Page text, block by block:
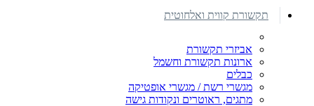
תקשורת קווית ואלחוטית
אביזרי תקשורת
ארונות תקשורת וחשמל
כבלים
מגשרי רשת / מגשרי אופטיקה
מתגים, ראוטרים ונקודות גישה